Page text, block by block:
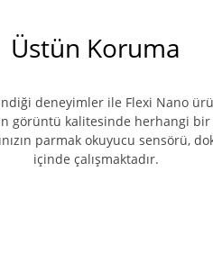
Üstün Koruma
deneyimler ile Flexi Nano
görüntü kalitesinde herhangi bir
parmak okuyucu sensörü,
içinde çalışmaktadır.